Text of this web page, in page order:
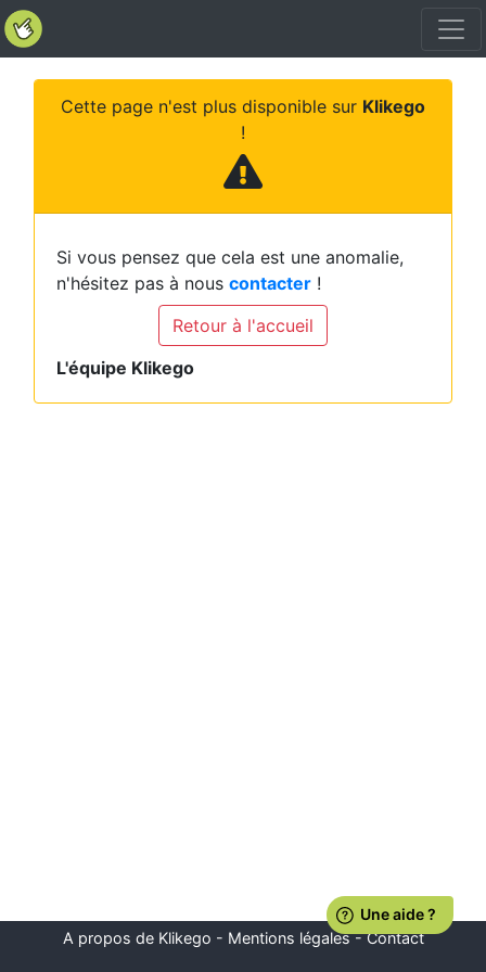
Cette page n'est plus disponible sur Klikego
!
Si vous pensez que cela est une anomalie,
n'hésitez pas à nous contacter !
Retour à l'accueil
L'équipe Klikego
A propos de Klikego - Mentions légales-Contact